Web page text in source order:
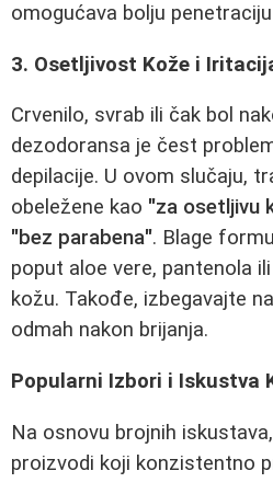
omogućava bolju
3. Osetljivost Kože i
Crvenilo, svrab ili čak bol
dezodoransa je čest
depilacije. U ovom slučaju,
obeležene kao "za osetljivu
"bez parabena". Blage
poput aloe vere, pantenola
kožu. Takođe, izbegavajte
odmah nakon brijanja.
Popularni Izbori i Iskustva
Na osnovu brojnih
proizvodi koji konzistentno